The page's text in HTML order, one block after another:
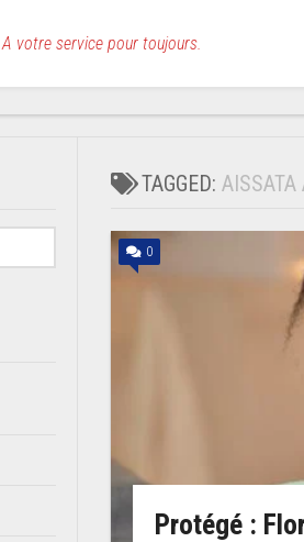
A votre service pour toujours.
TAGGED: AISSATA
0
Protégé :